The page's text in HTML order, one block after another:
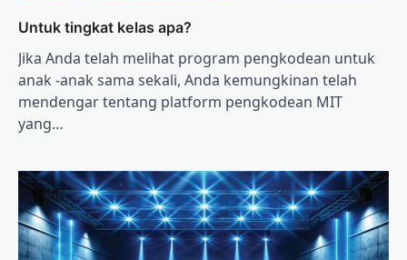
Untuk tingkat kelas apa?
Jika Anda telah melihat program pengkodean untuk
anak -anak sama sekali, Anda kemungkinan telah
mendengar tentang platform pengkodean MIT
yang…